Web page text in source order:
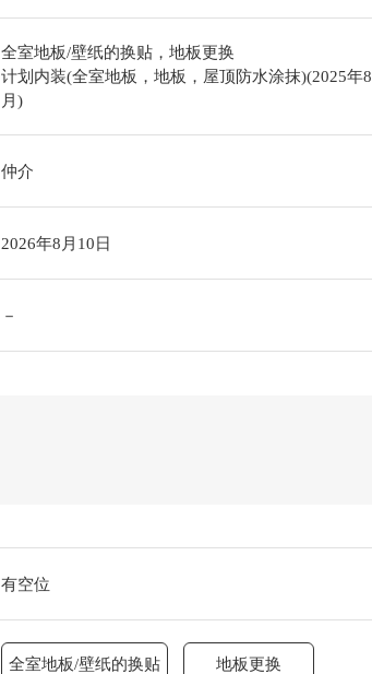
全室地板/壁纸的换贴，地板更换
计划内装(全室地板，地板，屋顶防水涂抹)(2025年8
月)
仲介
2026年8月10日
－
有空位
全室地板/壁纸的换贴 地板更换